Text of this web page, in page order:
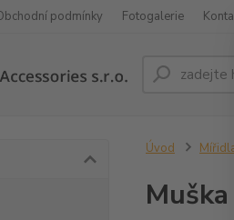
podmínky Fotogalerie
Úvod